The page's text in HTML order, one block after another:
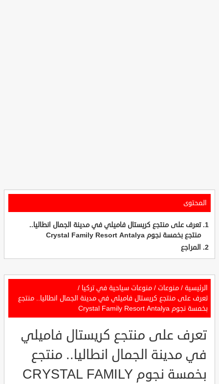
المحتوى
تعرف على منتجع كريستال فاميلي في مدينة الجمال انطاليا..
منتجع بخمسة نجوم Crystal Family Resort Antalya
المراجع
الرئيسية / منوعات / منوعات سياحية في تركيا /
تعرف على منتجع كريستال فاميلي في مدينة الجمال انطاليا.. منتجع
بخمسة نجوم Crystal Family Resort Antalya
تعرف على منتجع كريستال فاميلي
في مدينة الجمال انطاليا.. منتجع
بخمسة نجوم CRYSTAL FAMILY